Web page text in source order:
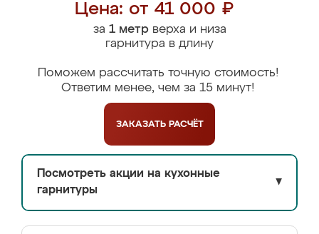
Цена: от 41 000 ₽
за 1 метрверха и низа
гарнитура в длину
Поможем рассчитать точную стоимость!
Ответим менее, чем за 15 минут!
ЗАКАЗАТЬ РАСЧЁТ
Посмотреть акции на кухонные
гарнитуры
▼